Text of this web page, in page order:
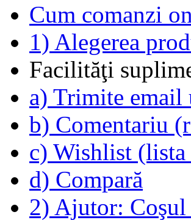
Cum comanzi
1) Alegerea
Facilităţi
a) Trimite email
b) Comentariu
c) Wishlist
d) Compară
2) Ajutor: Coşul